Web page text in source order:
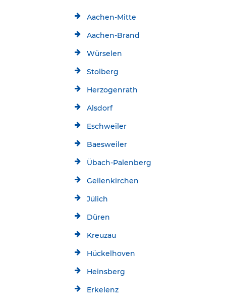
Aachen-Mitte
Aachen-Brand
Würselen
Stolberg
Herzogenrath
Alsdorf
Eschweiler
Baesweiler
Übach-Palenberg
Geilenkirchen
Jülich
Düren
Kreuzau
Hückelhoven
Heinsberg
Erkelenz